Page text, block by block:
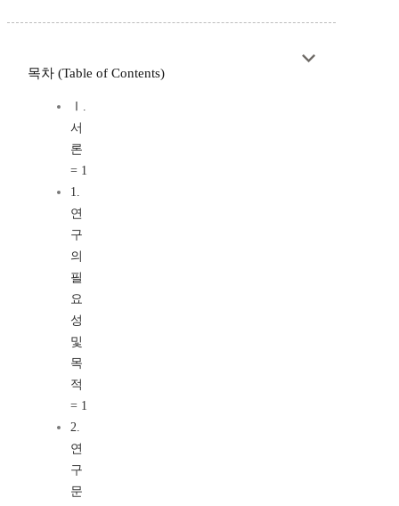
목차 (Table of Contents)
Ⅰ.
서
론
= 1
1.
연
구
의
필
요
성
및
목
적
= 1
2.
연
구
문